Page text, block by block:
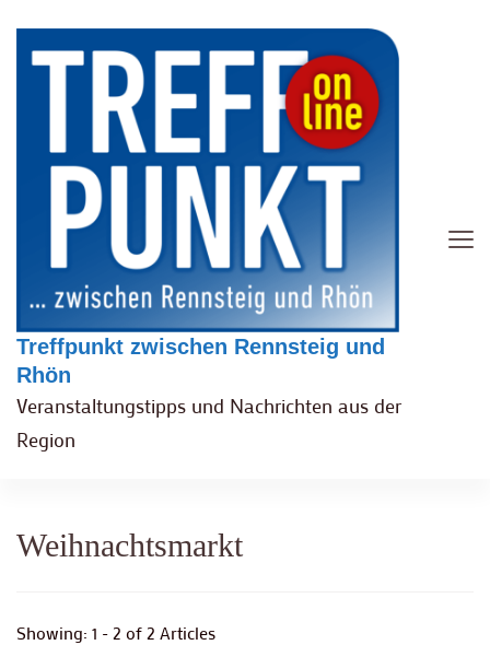
Treffpunkt zwischen Rennsteig und
Rhön
Veranstaltungstipps und Nachrichten aus der
Region
Weihnachtsmarkt
Showing: 1 - 2 of 2 Articles